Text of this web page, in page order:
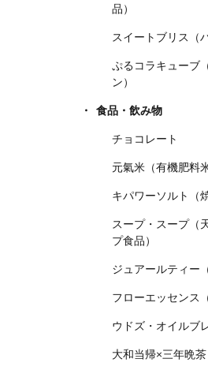
品）
スイートブリス（
ぷるコラキューブ
ン）
食品・飲み物
チョコレート
元氣米（有機肥料米
キパワーソルト（
スープ・スープ（
プ食品）
ジュアールティー
フローエッセンス
ウドズ・オイルブ
大和当帰×三年晩茶